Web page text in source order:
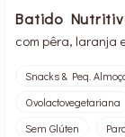
Batido
com pêra, laranja
Snacks & Peq.
Ovolactovegetariana
Sem Glúten